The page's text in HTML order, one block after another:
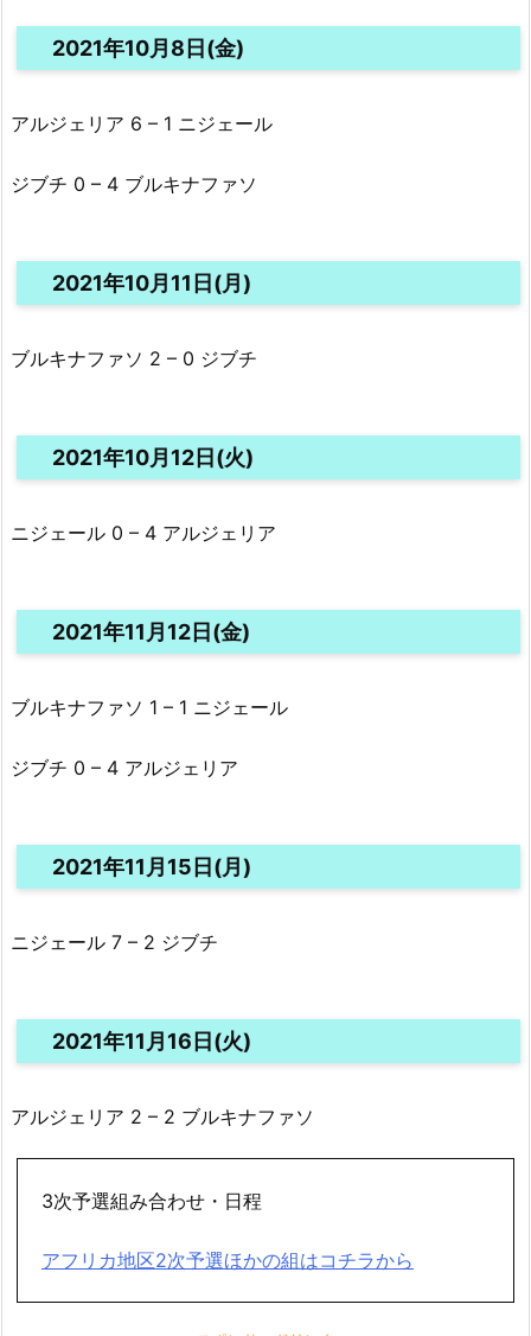
2021年10月8日(金)
アルジェリア 6 – 1 ニジェール
ジブチ 0 – 4 ブルキナファソ
2021年10月11日(月)
ブルキナファソ 2 – 0 ジブチ
2021年10月12日(火)
ニジェール 0 – 4 アルジェリア
2021年11月12日(金)
ブルキナファソ 1 – 1 ニジェール
ジブチ 0 – 4 アルジェリア
2021年11月15日(月)
ニジェール 7 – 2 ジブチ
2021年11月16日(火)
アルジェリア 2 – 2 ブルキナファソ
3次予選組み合わせ・日程
アフリカ地区2次予選ほかの組はコチラから